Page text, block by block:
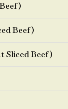
Beef)
Sliced Beef)